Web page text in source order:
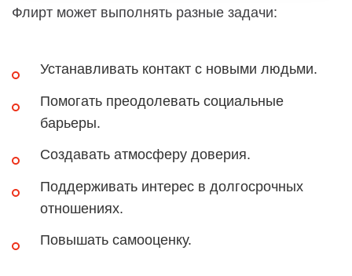
Флирт может выполнять разные задачи:
Устанавливать контакт с новыми людьми.
Помогать преодолевать социальные
барьеры.
Создавать атмосферу доверия.
Поддерживать интерес в долгосрочных
отношениях.
Повышать самооценку.